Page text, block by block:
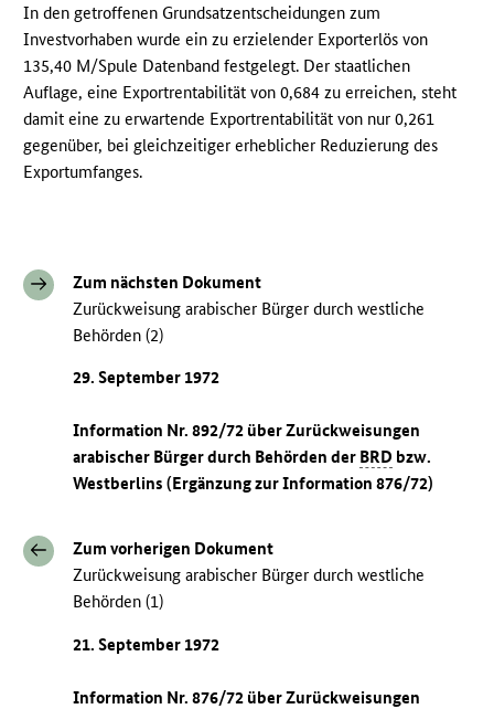
In den getroffenen Grundsatzentscheidungen zum
Investvorhaben wurde ein zu erzielender Exporterlös von
135,40 M/Spule Datenband festgelegt. Der staatlichen
Auflage, eine Exportrentabilität von 0,684 zu erreichen, steht
damit eine zu erwartende Exportrentabilität von nur 0,261
gegenüber, bei gleichzeitiger erheblicher Reduzierung des
Exportumfanges.
Zum nächsten Dokument
Zurückweisung arabischer Bürger durch westliche
Behörden (2)
29. September 1972
Information Nr. 892/72 über Zurückweisungen
arabischer Bürger durch Behörden der BRD bzw.
Westberlins (Ergänzung zur Information 876/72)
Zum vorherigen Dokument
Zurückweisung arabischer Bürger durch westliche
Behörden (1)
21. September 1972
Information Nr. 876/72 über Zurückweisungen